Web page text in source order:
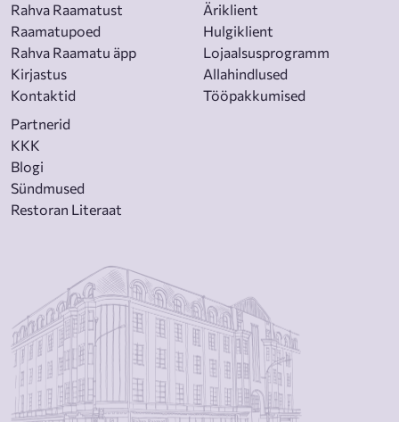
Rahva Raamatust
Raamatupoed
Rahva Raamatu äpp
Kirjastus
Kontaktid
Äriklient
Hulgiklient
Lojaalsusprogramm
Allahindlused
Tööpakkumised
Partnerid
KKK
Blogi
Sündmused
Restoran Literaat